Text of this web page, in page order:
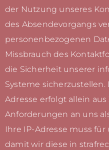
der Nutzung unseres
des Absendevorgangs
personenbezogenen
Missbrauch des
die Sicherheit unserer
Systeme
Adresse erfolgt allein
Anforderungen an uns
Ihre IP-Adresse muss
damit wir diese in